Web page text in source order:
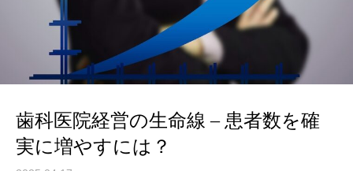
歯科医院経営の生命線 – 患者数を確
実に増やすには？